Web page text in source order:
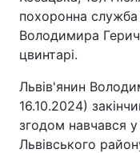
похоронна служба
Володимира
цвинтарі.
Львів'янин
16.10.2024)
згодом навчався
Львівського